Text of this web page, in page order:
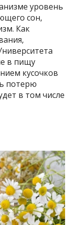
уровень
сон,
Как
в пищу
кусочков
потерю
в том числе